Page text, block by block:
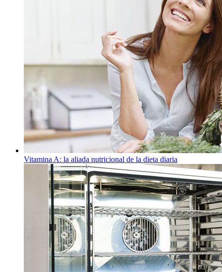
Vitamina A: la aliada nutricional de la dieta diaria